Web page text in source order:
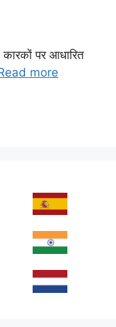
पर आधारित
more